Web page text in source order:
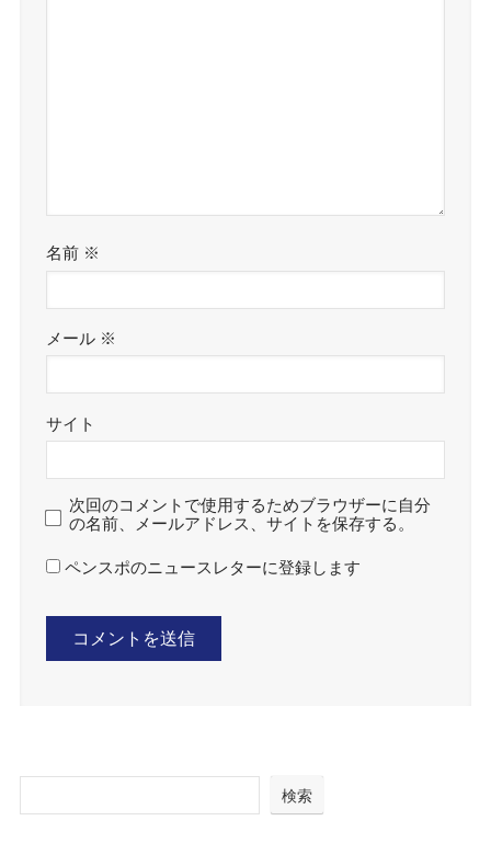
名前 ※
メール ※
サイト
次回のコメントで使用するためブラウザーに自分
の名前、メールアドレス、サイトを保存する。
ペンスポのニュースレターに登録します
検索